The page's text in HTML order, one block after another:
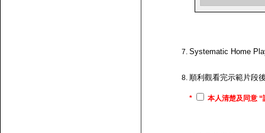
Systematic Home
順利觀看完示範片段
* 本人清楚及同意